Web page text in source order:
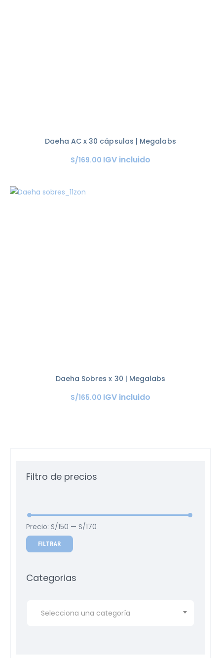
Daeha AC x 30 cápsulas | Megalabs
S/169.00 IGV incluido
Daeha Sobres x 30 | Megalabs
S/165.00 IGV incluido
Filtro de precios
FILTRAR
Precio:S/150 —S/170
Categorias
Selecciona una categoría